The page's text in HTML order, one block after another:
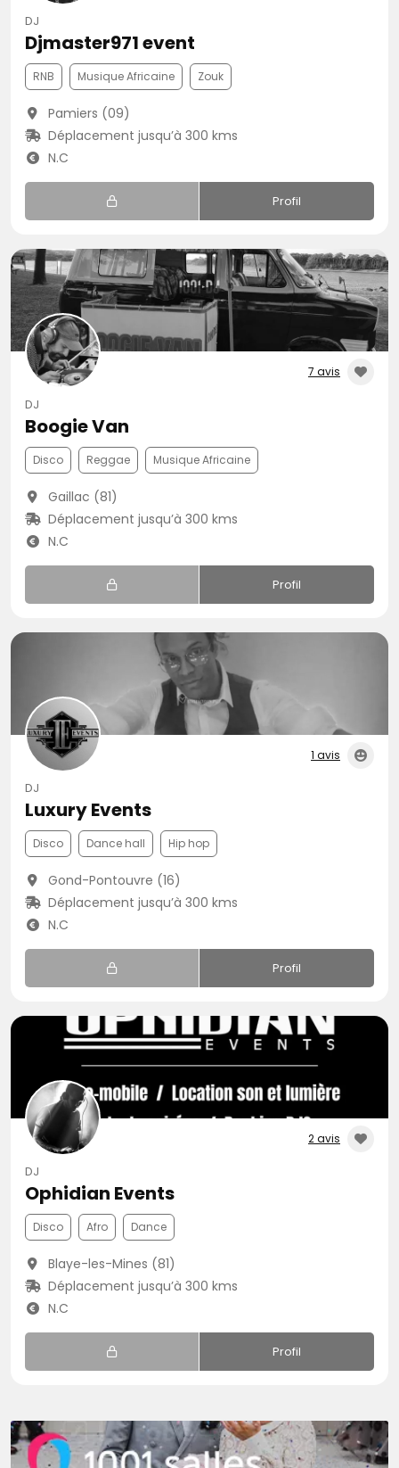
DJ
Djmaster971 event
RNB Musique Africaine Zouk
Pamiers (09)
Déplacement jusqu’à 300 kms
N.C
Profil
7 avis
DJ
Boogie Van
Disco Reggae Musique Africaine
Gaillac (81)
Déplacement jusqu’à 300 kms
N.C
Profil
1 avis
DJ
Luxury Events
Disco Dance hall Hip hop
Gond-Pontouvre (16)
Déplacement jusqu’à 300 kms
N.C
Profil
2 avis
DJ
Ophidian Events
Disco Afro Dance
Blaye-les-Mines (81)
Déplacement jusqu’à 300 kms
N.C
Profil